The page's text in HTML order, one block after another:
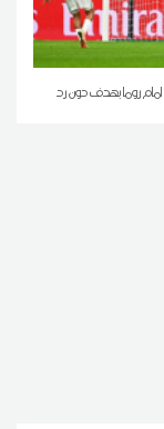
امام روما بهدف دون رد